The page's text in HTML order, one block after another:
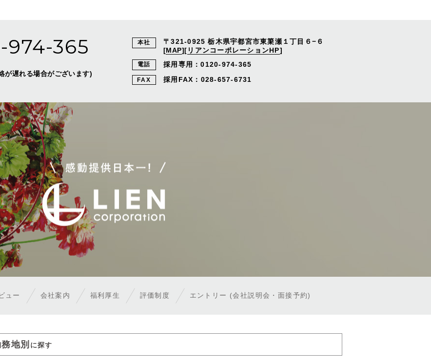
974-365
が遅れる場合がございます)
本社 〒321-0925 栃木県宇都宮市東簗瀬１丁目６−６
[MAP][ リアンコーポレーションHP]
電話 採用専用：0120-974-365
FAX 採用FAX：028-657-6731
ュー 会社案内 福利厚生 評価制度 エントリー (会社説明会・面接予約)
地別 に探す